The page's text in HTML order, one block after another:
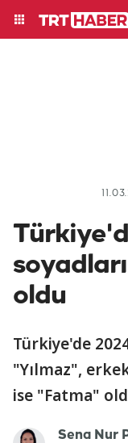
oldu
Türkiye'de
"Yılmaz",
ise "Fatma"
Sena Nur